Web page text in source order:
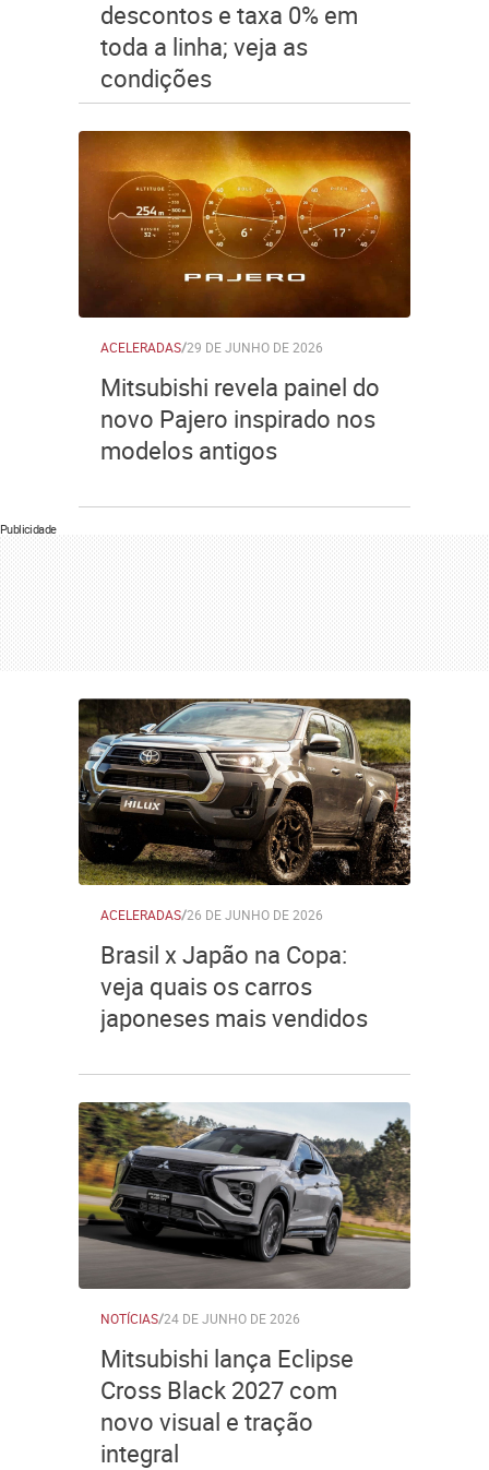
descontos e taxa 0% em
toda a linha; veja as
condições
ACELERADAS/29 DE JUNHO DE 2026
Mitsubishi revela painel do
novo Pajero inspirado nos
modelos antigos
Publicidade
ACELERADAS/26 DE JUNHO DE 2026
Brasil x Japão na Copa:
veja quais os carros
japoneses mais vendidos
NOTÍCIAS/24 DE JUNHO DE 2026
Mitsubishi lança Eclipse
Cross Black 2027 com
novo visual e tração
integral